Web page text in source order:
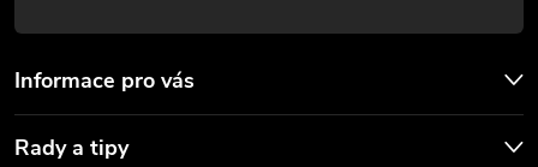
Informace pro vás
Rady a tipy